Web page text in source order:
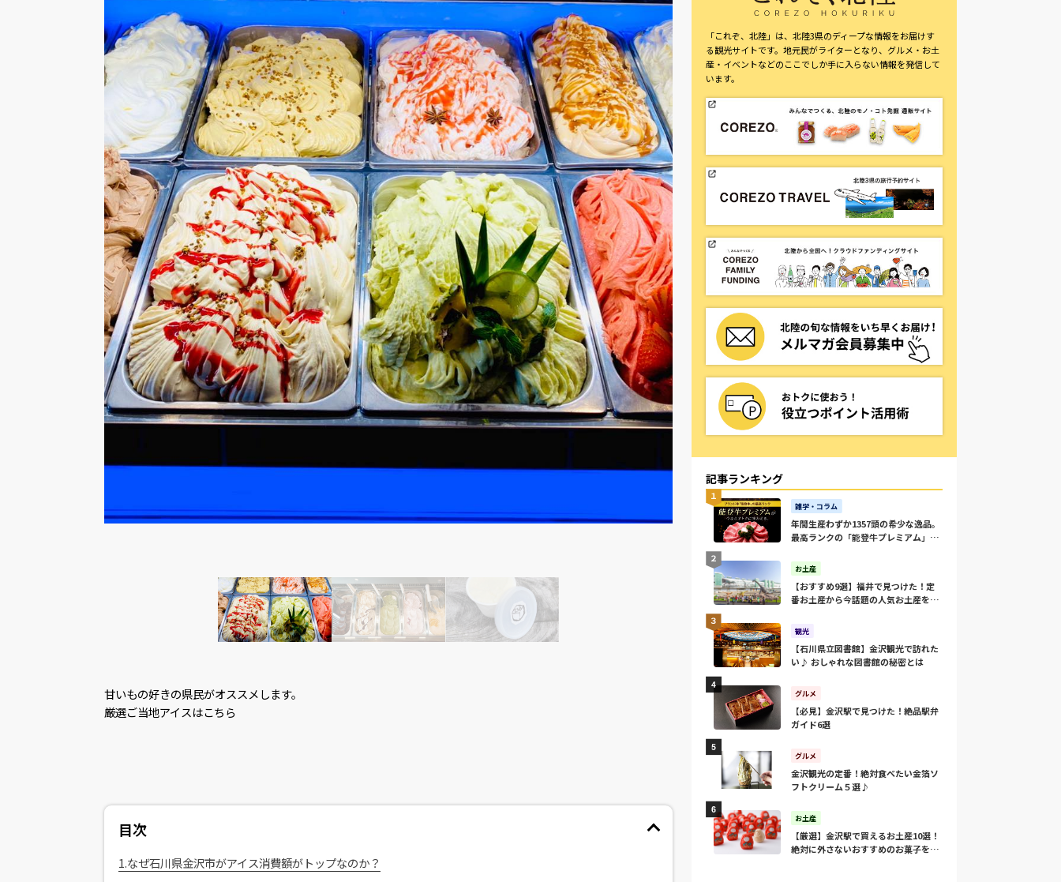
甘いもの好きの県民がオススメします。
厳選ご当地アイスはこちら
目次
1.なぜ石川県金沢市がアイス消費額がトップなのか？
「これぞ、北陸」は、北陸3県のディープな情報をお届けす
る観光サイトです。地元民がライターとなり、グルメ・お土
産・イベントなどのここでしか手に入らない情報を発信して
います。
記事ランキング
雑学・コラム
年間生産わずか1357頭の希少な逸品。
最高ランクの「能登牛プレミアム」を
お土産
【おすすめ9選】福井で見つけた！定
番お土産から今話題の人気お土産をご
観光
【石川県立図書館】金沢観光で訪れた
い♪ おしゃれな図書館の秘密とは
グルメ
【必見】金沢駅で見つけた！絶品駅弁
ガイド6選
グルメ
金沢観光の定番！絶対食べたい金箔ソ
フトクリーム５選♪
お土産
【厳選】金沢駅で買えるお土産10選！
絶対に外さないおすすめのお菓子をご